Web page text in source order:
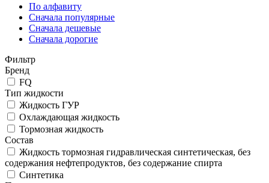
По алфавиту
Сначала популярные
Сначала дешевые
Сначала дорогие
Фильтр
Бренд
FQ
Тип жидкости
Жидкость ГУР
Охлаждающая жидкость
Тормозная жидкость
Состав
Жидкость тормозная гидравлическая синтетическая, без
содержания нефтепродуктов, без содержание спирта
Синтетика